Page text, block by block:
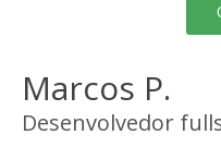
Marcos P.
Desenvolvedor